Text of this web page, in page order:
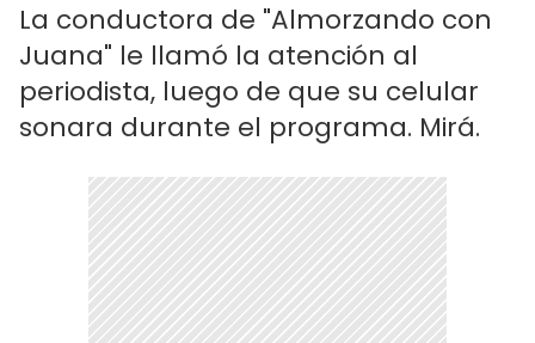
La conductora de "Almorzando con
Juana" le llamó la atención al
periodista, luego de que su celular
sonara durante el programa. Mirá.